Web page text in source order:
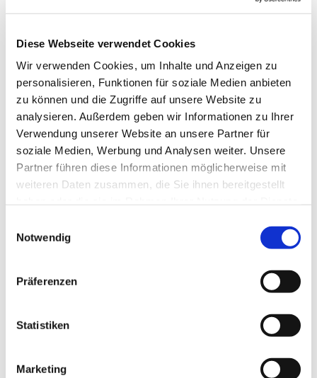
Diese Webseite verwendet Cookies
Wir verwenden Cookies, um Inhalte und Anzeigen zu
personalisieren, Funktionen für soziale Medien anbieten
zu können und die Zugriffe auf unsere Website zu
analysieren. Außerdem geben wir Informationen zu Ihrer
Verwendung unserer Website an unsere Partner für
soziale Medien, Werbung und Analysen weiter. Unsere
Partner führen diese Informationen möglicherweise mit
weiteren Daten zusammen, die Sie ihnen bereitgestellt
Notwendig
Präferenzen
Statistiken
Marketing